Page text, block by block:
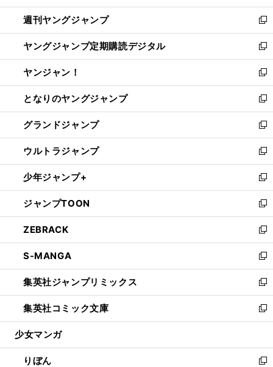
開
く
ウ
で
開
く
ン
ド
ウ
で
開
く
ウ
ィ
ン
ド
ウ
で
開
く
週刊ヤングジャンプ
新
し
い
ウ
ィ
ン
ド
ウ
で
開
く
ヤングジャンプ定期購読デジタル
新
し
い
ウ
ィ
ン
ド
ウ
で
開
く
ヤンジャン！
新
し
い
ウ
ィ
ン
ド
ウ
で
開
く
となりのヤングジャンプ
新
し
い
ウ
ィ
ン
ド
ウ
で
開
く
グランドジャンプ
新
し
い
ウ
ィ
ン
ド
ウ
で
開
く
ウルトラジャンプ
新
し
い
ウ
ィ
ン
ド
ウ
で
開
く
少年ジャンプ+
新
し
い
ウ
ィ
ン
ド
ウ
で
開
く
ジャンプTOON
新
し
い
ウ
ィ
ン
ド
ウ
で
開
ZEBRACK
新
し
い
ウ
ィ
ン
ド
ウ
開
く
S-MANGA
新
し
い
ウ
ィ
ン
ウ
で
集英社ジャンプリミックス
新
し
い
ウ
ン
ド
集英社コミック文庫
新
し
ウ
ィ
少女マンガ
りぼん
新